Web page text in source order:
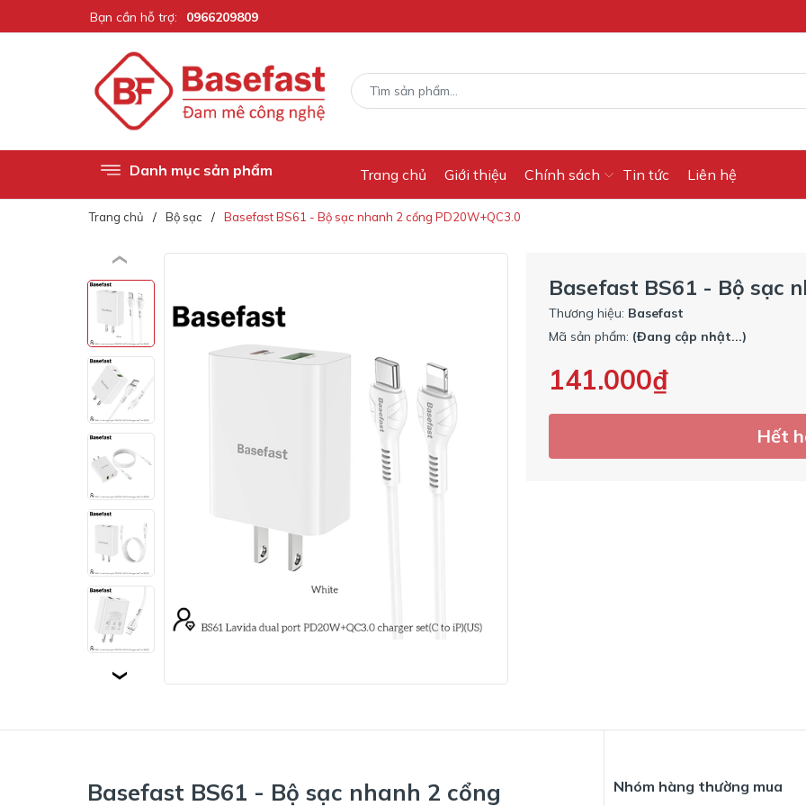
Bạn cần hỗ trợ: 0966209809
Danh mục sản phẩm Trang chủ Giới thiệu Chính sách Tin tức Liên hệ
Trang chủ Bộ sạc Basefast BS61 - Bộ sạc nhanh 2 cổng PD20W+QC3.0
Basefast BS61 - Bộ sạc
Thương hiệu: Basefast
Mã sản phẩm: (Đang cập nhật...)
141.000₫
Hết
Basefast BS61 - Bộ sạc nhanh 2 cổng Nhóm hàng thường mua